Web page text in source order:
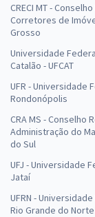
CRECI MT -
Corretores de
Grosso
Universidade
Catalão - UFCAT
UFR - Universidade
Rondonópolis
CRA MS - Conselho
Administração do
do Sul
UFJ - Universidade
Jataí
UFRN -
Rio Grande do Norte